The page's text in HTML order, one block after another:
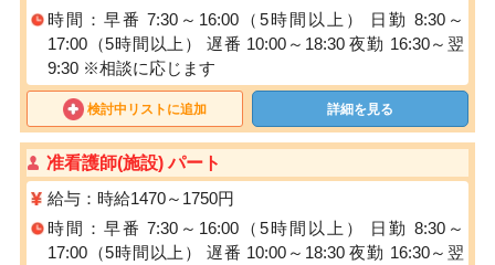
時間：早番 7:30～16:00（5時間以上） 日勤 8:30～
17:00（5時間以上） 遅番 10:00～18:30 夜勤 16:30～翌
9:30 ※相談に応じます
検討中リストに追加 詳細を見る
准看護師(施設) パート
給与：時給1470～1750円
時間：早番 7:30～16:00（5時間以上） 日勤 8:30～
17:00（5時間以上） 遅番 10:00～18:30 夜勤 16:30～翌